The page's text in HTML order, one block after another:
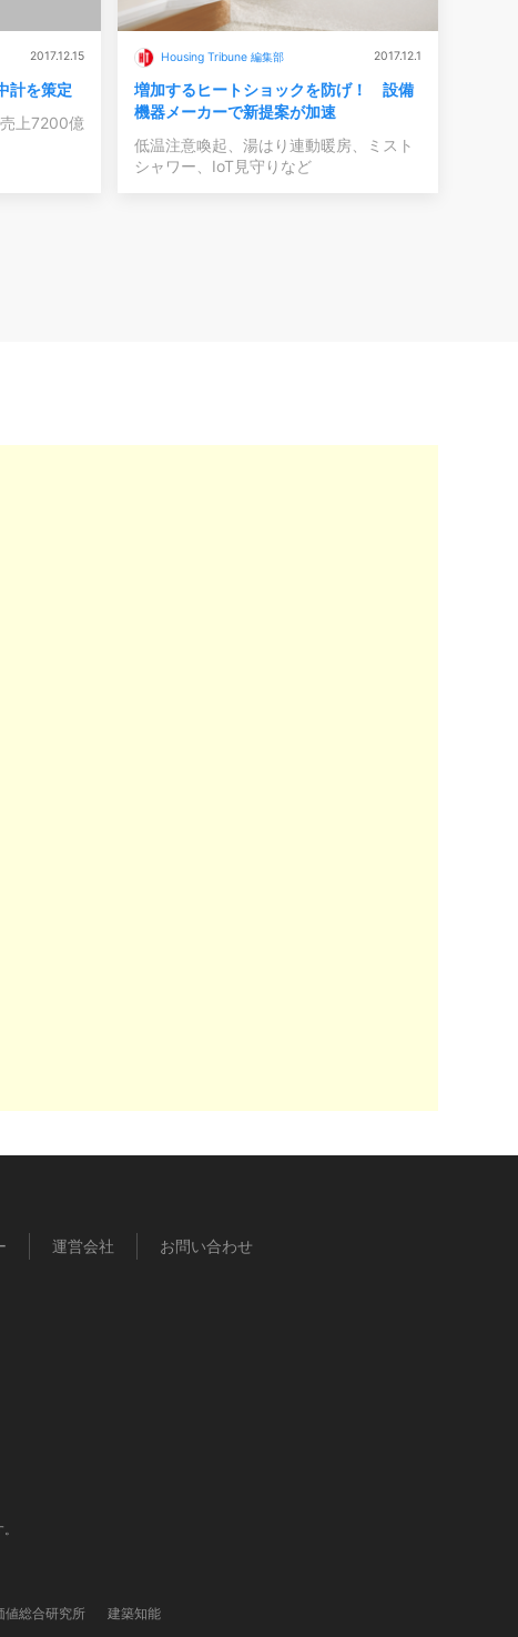
2017.12.15
を策定
上7200億
Housing Tribune 編集部 2017.12.1
増加するヒートショックを防げ！ 設備
機器メーカーで新提案が加速
低温注意喚起、湯はり連動暖房、ミスト
シャワー、IoT見守りなど
運営会社 お問い合わせ
値総合研究所 建築知能